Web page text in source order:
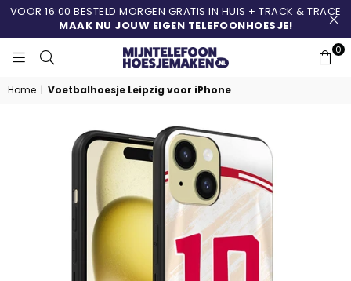
VOOR 16:00 BESTELD MORGEN GRATIS IN HUIS + TRACK & TRACE
MAAK NU JOUW EIGEN TELEFOONHOESJE!
0
Home | Voetbalhoesje Leipzig voor iPhone